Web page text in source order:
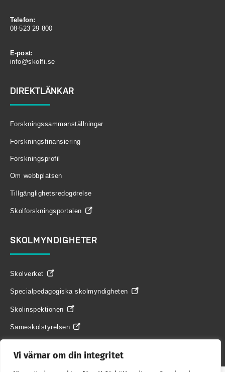
Vi värnar om din integritet
Telefon:
08-523 29 800
E-post:
info@skolfi.se
DIREKTLÄNKAR
Forskningssammanställningar
Forskningsfinansiering
Forskningsprofil
Om webbplatsen
Tillgänglighetsredogörelse
Skolforskningsportalen
SKOLMYNDIGHETER
Skolverket
Specialpedagogiska skolmyndigheten
Skolinspektionen
Sameskolstyrelsen